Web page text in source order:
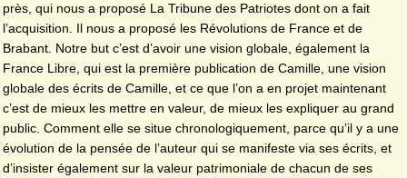
près, qui nous a proposé La Tribune des Patriotes dont on a fait
l’acquisition. Il nous a proposé les Révolutions de France et de
Brabant. Notre but c’est d’avoir une vision globale, également la
France Libre, qui est la première publication de Camille, une vision
globale des écrits de Camille, et ce que l’on a en projet maintenant
c’est de mieux les mettre en valeur, de mieux les expliquer au grand
public. Comment elle se situe chronologiquement, parce qu’il y a une
évolution de la pensée de l’auteur qui se manifeste via ses écrits, et
d’insister également sur la valeur patrimoniale de chacun de ses